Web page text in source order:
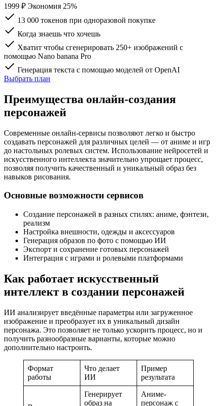
1999 ₽ Экономия 25%
13 000 токенов при одноразовой покупке
Когда знаешь что хочешь
Хватит чтобы сгенерировать 250+ изображений с
помощью Nano banana Pro
Генерация текста c помощью моделей от OpenAI
Выбрать план
Преимущества онлайн-создания
персонажей
Современные онлайн-сервисы позволяют легко и быстро
создавать персонажей для различных целей — от аниме и игр
до настольных ролевых систем. Использование нейросетей и
искусственного интеллекта значительно упрощает процесс,
позволяя получить качественный и уникальный образ без
навыков рисования.
Основные возможности сервисов
Создание персонажей в разных стилях: аниме, фэнтези,
реализм
Настройка внешности, одежды и аксессуаров
Генерация образов по фото с помощью ИИ
Экспорт и сохранение готовых персонажей
Интеграция с играми и ролевыми платформами
Как работает искусственный
интеллект в создании персонажей
ИИ анализирует введённые параметры или загруженное
изображение и преобразует их в уникальный дизайн
персонажа. Это позволяет не только ускорить процесс, но и
получить разнообразные варианты, которые можно
дополнительно настроить.
Формат
работы
Что делает
ИИ
Пример
результата
Генерирует
образ на
Аниме-
персонаж с